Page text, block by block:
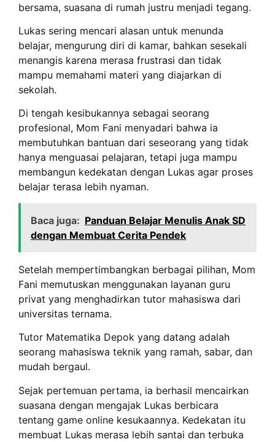
bersama, suasana di rumah justru menjadi tegang.
Lukas sering mencari alasan untuk menunda
belajar, mengurung diri di kamar, bahkan sesekali
menangis karena merasa frustrasi dan tidak
mampu memahami materi yang diajarkan di
sekolah.
Di tengah kesibukannya sebagai seorang
profesional, Mom Fani menyadari bahwa ia
membutuhkan bantuan dari seseorang yang tidak
hanya menguasai pelajaran, tetapi juga mampu
membangun kedekatan dengan Lukas agar proses
belajar terasa lebih nyaman.
Baca juga: Panduan Belajar Menulis Anak SD
dengan Membuat Cerita Pendek
Setelah mempertimbangkan berbagai pilihan, Mom
Fani memutuskan menggunakan layanan guru
privat yang menghadirkan tutor mahasiswa dari
universitas ternama.
Tutor Matematika Depok yang datang adalah
seorang mahasiswa teknik yang ramah, sabar, dan
mudah bergaul.
Sejak pertemuan pertama, ia berhasil mencairkan
suasana dengan mengajak Lukas berbicara
tentang game online kesukaannya. Kedekatan itu
membuat Lukas merasa lebih santai dan terbuka